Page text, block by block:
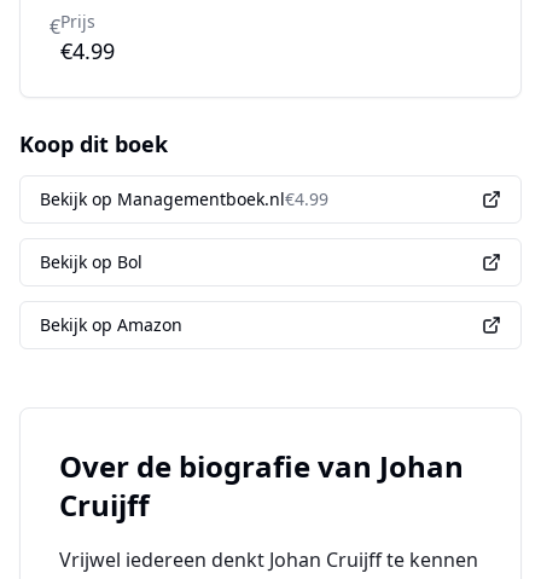
€Prijs
€4.99
Koop dit boek
Bekijk op Managementboek.nl€4.99
Bekijk op Bol
Bekijk op Amazon
Over de biografie van Johan
Cruijff
Vrijwel iedereen denkt Johan Cruijff te kennen